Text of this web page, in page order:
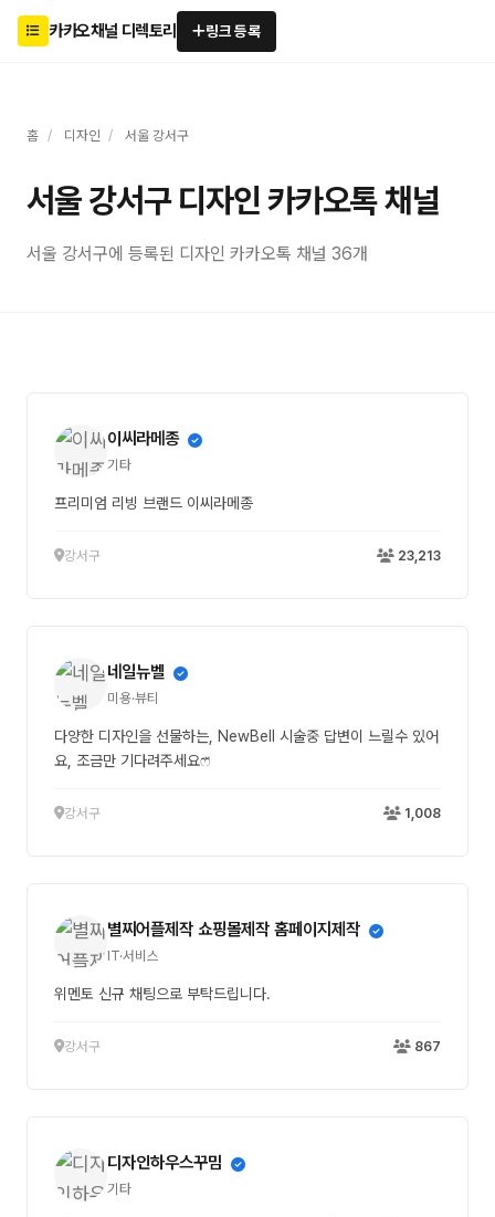
카카오채널 디렉토리 링크 등록
홈 / 디자인 / 서울 강서구
서울 강서구 디자인 카카오톡 채널
서울 강서구에 등록된 디자인 카카오톡 채널 36개
이씨라메종
기타
프리미엄 리빙 브랜드 이씨라메종
강서구 23,213
네일뉴벨
미용·뷰티
다양한 디자인을 선물하는, NewBell 시술중 답변이 느릴수 있어
요, 조금만 기다려주세요ෆ̈
강서구 1,008
별찌어플제작 쇼핑몰제작 홈페이지제작
IT·서비스
위멘토 신규 채팅으로 부탁드립니다.
강서구 867
디자인하우스꾸밈
기타